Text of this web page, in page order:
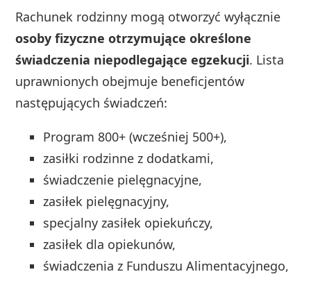
Rachunek rodzinny mogą otworzyć wyłącznie
osoby fizyczne otrzymujące określone
świadczenia niepodlegające egzekucji. Lista
uprawnionych obejmuje beneficjentów
następujących świadczeń:
Program 800+ (wcześniej 500+),
zasiłki rodzinne z dodatkami,
świadczenie pielęgnacyjne,
zasiłek pielęgnacyjny,
specjalny zasiłek opiekuńczy,
zasiłek dla opiekunów,
świadczenia z Funduszu Alimentacyjnego,